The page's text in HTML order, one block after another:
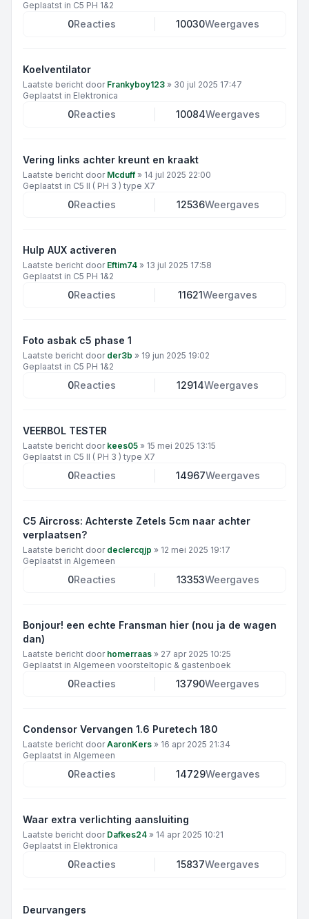
Geplaatst in C5 PH 1&2
0Reacties 10030Weergaves
Koelventilator
Laatste bericht door Frankyboy123 » 30 jul 2025 17:47
Geplaatst in Elektronica
0Reacties 10084Weergaves
Vering links achter kreunt en kraakt
Laatste bericht door Mcduff» 14 jul 2025 22:00
Geplaatst in C5 II ( PH 3 ) type X7
0Reacties 12536Weergaves
Hulp AUX activeren
Laatste bericht door Eftim74 » 13 jul 2025 17:58
Geplaatst in C5 PH 1&2
0Reacties 11621Weergaves
Foto asbak c5 phase 1
Laatste bericht door der3b » 19 jun 2025 19:02
Geplaatst in C5 PH 1&2
0Reacties 12914Weergaves
VEERBOL TESTER
Laatste bericht door kees05 » 15 mei 2025 13:15
Geplaatst in C5 II ( PH 3 ) type X7
0Reacties 14967Weergaves
C5 Aircross: Achterste Zetels 5cm naar achter
verplaatsen?
Laatste bericht door declercqjp » 12 mei 2025 19:17
Geplaatst in Algemeen
0Reacties 13353Weergaves
Bonjour! een echte Fransman hier (nou ja de wagen
dan)
Laatste bericht door homerraas » 27 apr 2025 10:25
Geplaatst in Algemeen voorsteltopic & gastenboek
0Reacties 13790Weergaves
Condensor Vervangen 1.6 Puretech 180
Laatste bericht doorAaronKers » 16 apr 2025 21:34
Geplaatst in Algemeen
0Reacties 14729Weergaves
Waar extra verlichting aansluiting
Laatste bericht door Dafkes24 » 14 apr 2025 10:21
Geplaatst in Elektronica
0Reacties 15837Weergaves
Deurvangers